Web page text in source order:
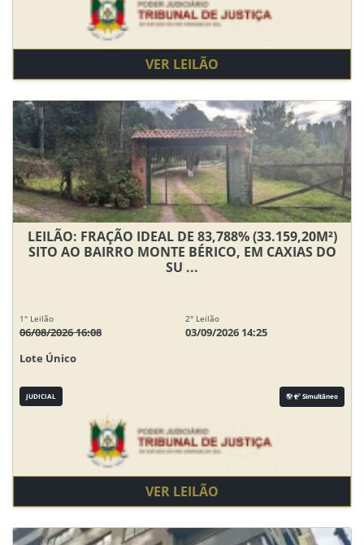
VER LEILÃO
LEILÃO: FRAÇÃO IDEAL DE 83,788% (33.159,20M²)
SITO AO BAIRRO MONTE BÉRICO, EM CAXIAS DO
SU ...
1° Leilão
06/08/2026 16:08
2° Leilão
03/09/2026 14:25
Lote Único
JUDICIAL Simultâneo
VER LEILÃO